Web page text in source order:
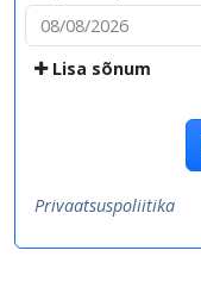
Lisa sõnum
Privaatsuspoliitika